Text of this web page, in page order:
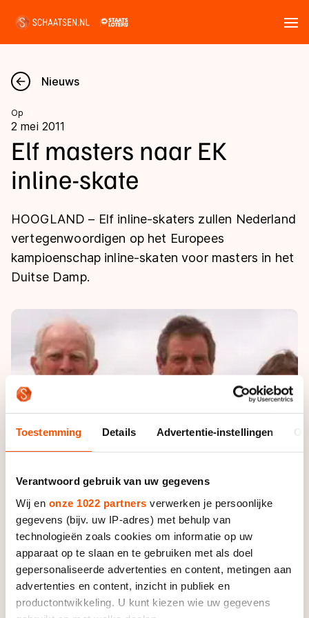
Toestemming Details Advertentie-instellingen
Verantwoord gebruik van uw gegevens
Wij en onze 1022 partners verwerken je persoonlijke
gegevens (bijv. uw IP-adres) met behulp van
technologieën zoals cookies om informatie op uw
apparaat op te slaan en te gebruiken met als doel
gepersonaliseerde advertenties en content, metingen aan
advertenties en content, inzicht in publiek en
productontwikkeling. U kunt kiezen wie uw gegevens
Nieuws
Kalender
Disciplines
Langebaan
Shorttrack
Inlineskaten
Kunstschaatsen
Schoonrijden
Natuurijs
Uitslagen
Langebaan
Shorttrack
Inlineskaten
Kunstschaatsen
Tijden & historie
Persoonlijke records & tijden
Historie & statistiek
De weg op
Inschrijven wedstrijden
Algemene Nederlandse Schaatstijd
Deze zomer de weg op
Waar kan ik schaatsen en skaten?
Schaatsfans
Alles voor jou als schaatsfan
Evenementen
Tickets
Word schaatsfan!
Winacties
Olympische Spelen
Olympische Spelen
Medaillespiegel
Olympische uitslagen
Van Jong tot Goud verhalen
Nieuws
Op
2 mei 2011
Elf masters naar EK
inline-skate
HOOGLAND – Elf inline-skaters zullen Nederland
vertegenwoordigen op het Europees
kampioenschap inline-skaten voor masters in het
Duitse Damp.